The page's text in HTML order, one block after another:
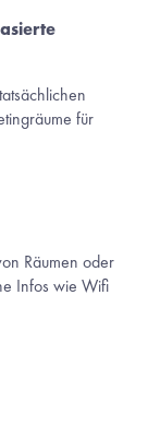
für
Räumen oder
Infos wie Wifi